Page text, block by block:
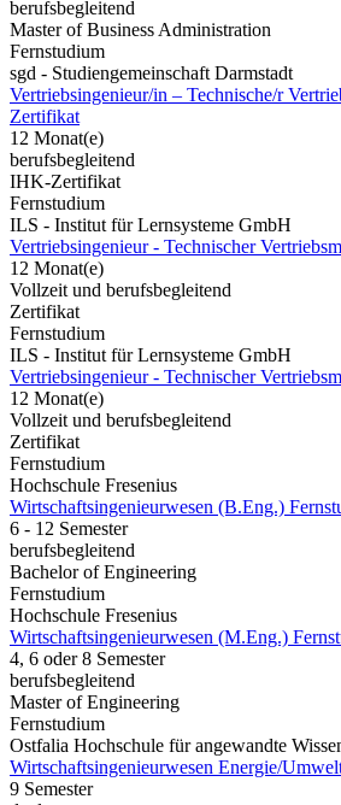
berufsbegleitend
Master of Business Administration
Fernstudium
sgd - Studiengemeinschaft Darmstadt
Vertriebsingenieur/in – Technische/r
Zertifikat
12 Monat(e)
berufsbegleitend
IHK-Zertifikat
Fernstudium
ILS - Institut für Lernsysteme GmbH
Vertriebsingenieur - Technischer
12 Monat(e)
Vollzeit und berufsbegleitend
Zertifikat
Fernstudium
ILS - Institut für Lernsysteme GmbH
Vertriebsingenieur - Technischer
12 Monat(e)
Vollzeit und berufsbegleitend
Zertifikat
Fernstudium
Hochschule Fresenius
Wirtschaftsingenieurwesen (B.Eng.)
6 - 12 Semester
berufsbegleitend
Bachelor of Engineering
Fernstudium
Hochschule Fresenius
Wirtschaftsingenieurwesen (M.Eng.)
4, 6 oder 8 Semester
berufsbegleitend
Master of Engineering
Fernstudium
Ostfalia Hochschule für angewandte
Wirtschaftsingenieurwesen Energie/
9 Semester